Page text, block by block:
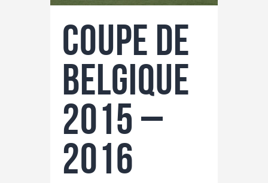
Coupe de
Belgique
2015 –
2016